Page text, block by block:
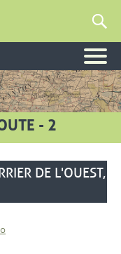
- 2
DE L'OUEST,
format Pdf
, Ouvre une nouvelle